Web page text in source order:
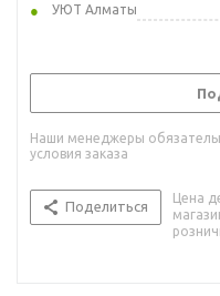
УЮТ Алматы
Наши менеджеры
условия заказа
Поделиться
Цена